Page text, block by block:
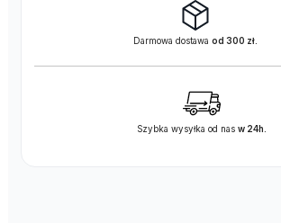
Darmowa dostawa od 300 zł.
Szybka wysyłka od nas w 24h.